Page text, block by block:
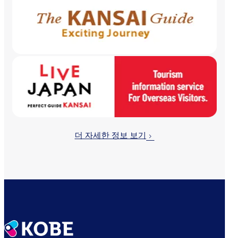
더 자세한 정보 보기